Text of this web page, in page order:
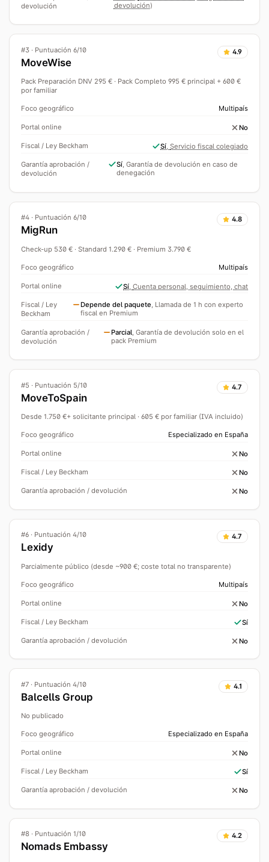
devolución
devolución)
#3· Puntuación 6/10
MoveWise
4.9
Pack Preparación DNV 295 € · Pack Completo 995 € principal + 600 €
por familiar
Foco geográfico Multipaís
Portal online No
Fiscal / Ley Beckham Sí,Servicio fiscal colegiado
Garantía aprobación /
devolución
Sí,Garantía de devolución en caso de
denegación
#4· Puntuación 6/10
MigRun
4.8
Check-up 530 € · Standard 1.290 € · Premium 3.790 €
Foco geográfico Multipaís
Portal online Sí ,Cuenta personal, seguimiento, chat
Fiscal / Ley
Beckham
Depende del paquete Llamada de 1 h con experto
fiscal en Premium
Garantía aprobación /
devolución
Parcial ,Garantía de devolución solo en el
pack Premium
#5 · Puntuación 5/10
MoveToSpain
4.7
Desde 1.750 €+ solicitante principal · 605 € por familiar (IVA incluido)
Foco geográfico Especializado en España
Portal online No
Fiscal / Ley Beckham No
Garantía aprobación / devolución No
#6· Puntuación 4/10
Lexidy
4.7
Parcialmente público (desde ~900 €; coste total no transparente)
Foco geográfico Multipaís
Portal online No
Fiscal / Ley Beckham Sí
Garantía aprobación / devolución No
#7· Puntuación 4/10
Balcells Group
4.1
No publicado
Foco geográfico Especializado en España
Portal online No
Fiscal / Ley Beckham Sí
Garantía aprobación / devolución No
#8 · Puntuación 1/10
Nomads Embassy
4.2